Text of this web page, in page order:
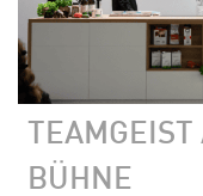
BÜHNE